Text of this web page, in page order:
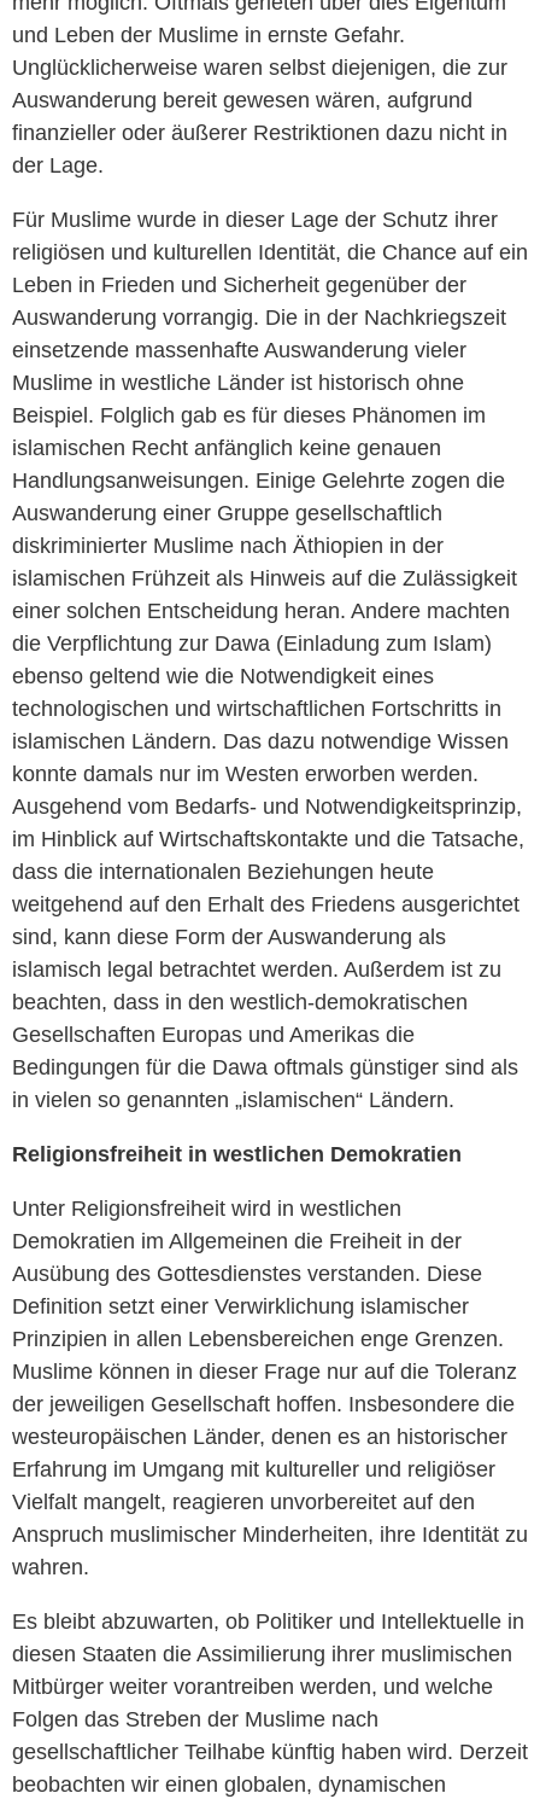
und Leben der Muslime in ernste Gefahr.
Unglücklicherweise waren selbst diejenigen, die zur
Auswanderung bereit gewesen wären, aufgrund
finanzieller oder äußerer Restriktionen dazu nicht in
der Lage.
Für Muslime wurde in dieser Lage der Schutz ihrer
religiösen und kulturellen Identität, die Chance auf ein
Leben in Frieden und Sicherheit gegenüber der
Auswanderung vorrangig. Die in der Nachkriegszeit
einsetzende massenhafte Auswanderung vieler
Muslime in westliche Länder ist historisch ohne
Beispiel. Folglich gab es für dieses Phänomen im
islamischen Recht anfänglich keine genauen
Handlungsanweisungen. Einige Gelehrte zogen die
Auswanderung einer Gruppe gesellschaftlich
diskriminierter Muslime nach Äthiopien in der
islamischen Frühzeit als Hinweis auf die Zulässigkeit
einer solchen Entscheidung heran. Andere machten
die Verpflichtung zur Dawa (Einladung zum Islam)
ebenso geltend wie die Notwendigkeit eines
technologischen und wirtschaftlichen Fortschritts in
islamischen Ländern. Das dazu notwendige Wissen
konnte damals nur im Westen erworben werden.
Ausgehend vom Bedarfs- und Notwendigkeitsprinzip,
im Hinblick auf Wirtschaftskontakte und die Tatsache,
dass die internationalen Beziehungen heute
weitgehend auf den Erhalt des Friedens ausgerichtet
sind, kann diese Form der Auswanderung als
islamisch legal betrachtet werden. Außerdem ist zu
beachten, dass in den westlich-demokratischen
Gesellschaften Europas und Amerikas die
Bedingungen für die Dawa oftmals günstiger sind als
in vielen so genannten „islamischen“ Ländern.
Religionsfreiheit in westlichen Demokratien
Unter Religionsfreiheit wird in westlichen
Demokratien im Allgemeinen die Freiheit in der
Ausübung des Gottesdienstes verstanden. Diese
Definition setzt einer Verwirklichung islamischer
Prinzipien in allen Lebensbereichen enge Grenzen.
Muslime können in dieser Frage nur auf die Toleranz
der jeweiligen Gesellschaft hoffen. Insbesondere die
westeuropäischen Länder, denen es an historischer
Erfahrung im Umgang mit kultureller und religiöser
Vielfalt mangelt, reagieren unvorbereitet auf den
Anspruch muslimischer Minderheiten, ihre Identität zu
wahren.
Es bleibt abzuwarten, ob Politiker und Intellektuelle in
diesen Staaten die Assimilierung ihrer muslimischen
Mitbürger weiter vorantreiben werden, und welche
Folgen das Streben der Muslime nach
gesellschaftlicher Teilhabe künftig haben wird. Derzeit
beobachten wir einen globalen, dynamischen